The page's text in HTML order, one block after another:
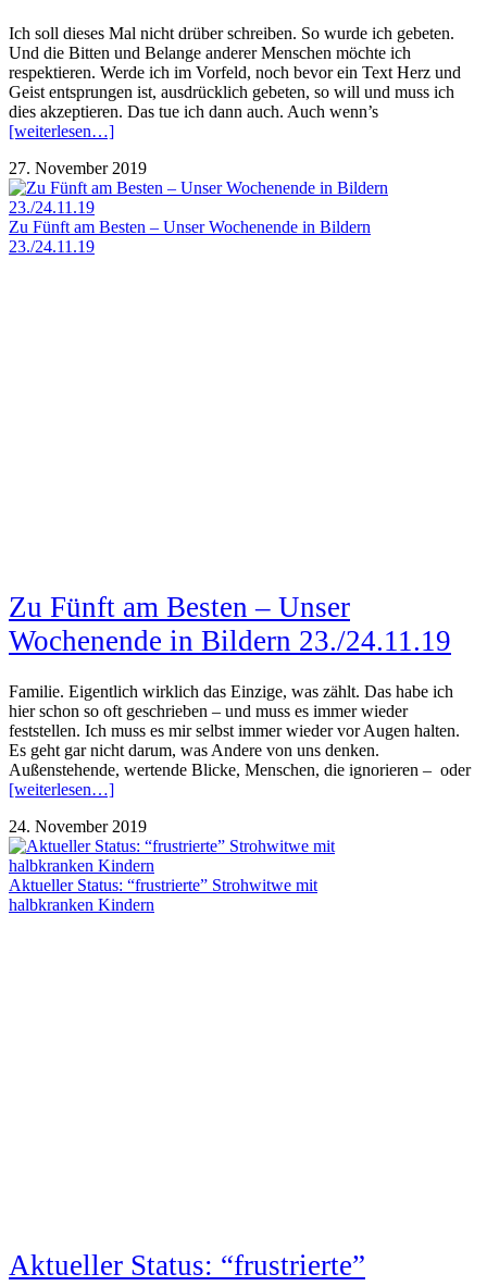
Ich soll dieses Mal nicht drüber schreiben. So wurde ich gebeten.
Und die Bitten und Belange anderer Menschen möchte ich
respektieren. Werde ich im Vorfeld, noch bevor ein Text Herz und
Geist entsprungen ist, ausdrücklich gebeten, so will und muss ich
dies akzeptieren. Das tue ich dann auch. Auch wenn’s
[weiterlesen…]
27. November 2019
Zu Fünft am Besten – Unser Wochenende in Bildern
23./24.11.19
Zu Fünft am Besten – Unser
Wochenende in Bildern 23./24.11.19
Familie. Eigentlich wirklich das Einzige, was zählt. Das habe ich
hier schon so oft geschrieben – und muss es immer wieder
feststellen. Ich muss es mir selbst immer wieder vor Augen halten.
Es geht gar nicht darum, was Andere von uns denken.
Außenstehende, wertende Blicke, Menschen, die ignorieren – oder
[weiterlesen…]
24. November 2019
Aktueller Status: “frustrierte” Strohwitwe mit
halbkranken Kindern
Aktueller Status: “frustrierte”